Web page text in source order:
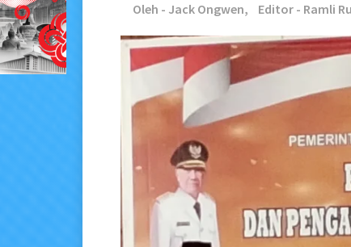
Oleh - Jack Ongwen,
Editor - Ramli